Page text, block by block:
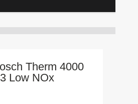
Therm 4000
Low NOx